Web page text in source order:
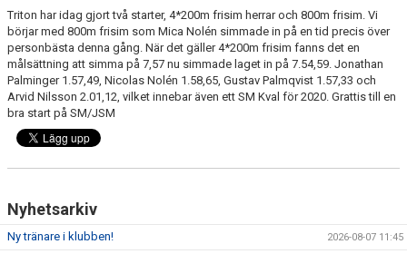
Triton har idag gjort två starter, 4*200m frisim herrar och 800m frisim. Vi
börjar med 800m frisim som Mica Nolén simmade in på en tid precis över
personbästa denna gång. När det gäller 4*200m frisim fanns det en
målsättning att simma på 7,57 nu simmade laget in på 7.54,59. Jonathan
Palminger 1.57,49, Nicolas Nolén 1.58,65, Gustav Palmqvist 1.57,33 och
Arvid Nilsson 2.01,12, vilket innebar även ett SM Kval för 2020. Grattis till en
bra start på SM/JSM
Nyhetsarkiv
Ny tränare i klubben! 2026-08-07 11:45